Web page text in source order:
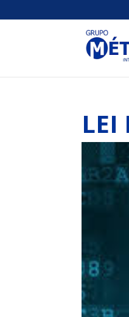
LEI